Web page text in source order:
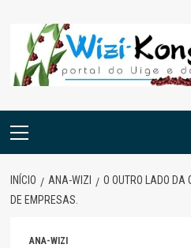
content
Menu
INÍCIO ANA-WIZI
O OUTRO LADO DA
DE EMPRESAS.
ANA-WIZI